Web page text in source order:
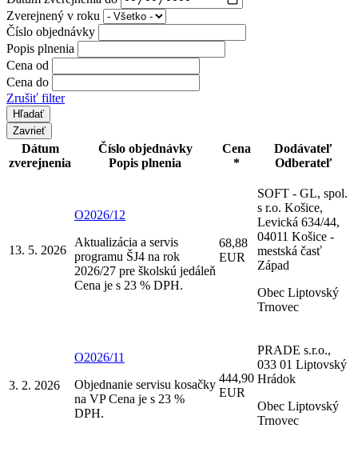
Zverejnený v roku
Číslo objednávky
Popis plnenia
Cena od
Cena do
Zrušiť filter
Zavrieť
Dátum
zverejnenia
Číslo objednávky
Popis plnenia
Cena
*
Dodávateľ
Odberateľ
13. 5. 2026
O2026/12
Aktualizácia a servis
programu ŠJ4 na rok
2026/27 pre školskú jedáleň
Cena je s 23 % DPH.
68,88
EUR
SOFT - GL, spol.
s r.o. Košice,
Levická 634/44,
04011 Košice -
mestská časť
Západ
Obec Liptovský
Trnovec
3. 2. 2026
O2026/11
Objednanie servisu kosačky
na VP Cena je s 23 %
DPH.
444,90
EUR
PRADE s.r.o.,
033 01 Liptovský
Hrádok
Obec Liptovský
Trnovec